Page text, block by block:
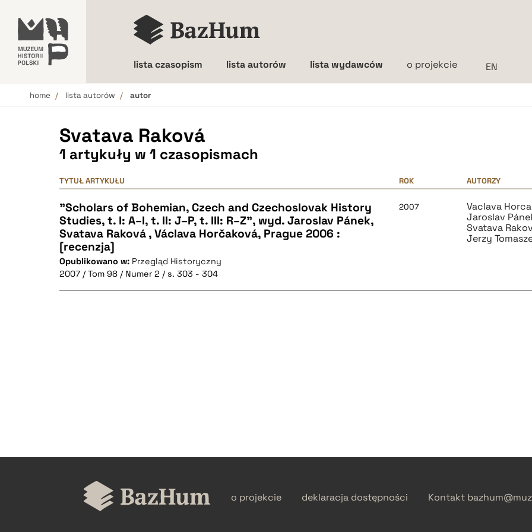
lista czasopism lista autorów lista wydawców o projekcie
home lista autorów autor
Svatava Raková
1 artykuły w 1 czasopismach
TYTUŁ ARTYKUŁU ROK AUTORZY
"Scholars of Bohemian, Czech and Czechoslovak History
Studies, t. I: A–I, t. II: J–P, t. III: R–Z”, wyd. Jaroslav Pánek,
Svatava Raková , Václava Horčaková, Prague 2006 :
[recenzja]
Opublikowano w: Przegląd Historyczny
2007 / Tom 98 / Numer 2 / s. 303 - 304
2007
Vaclava
Jaroslav
Svatava
Jerzy
o projekcie deklaracja dostępności Kontakt